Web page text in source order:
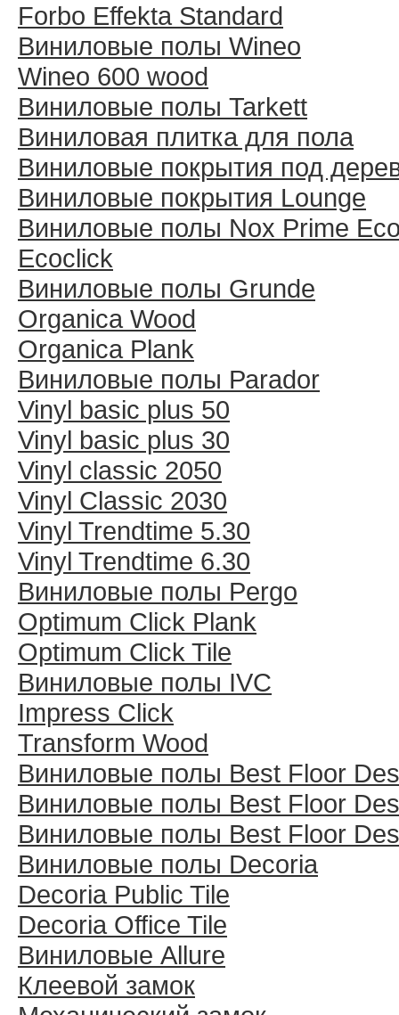
Forbo Effekta Standard
Виниловые полы Wineo
Wineo 600 wood
Виниловые полы Tarkett
Виниловая плитка для пола
Виниловые покрытия под
Виниловые покрытия Lounge
Виниловые полы Nox Prime
Ecoclick
Виниловые полы Grunde
Organica Wood
Organica Plank
Виниловые полы Раrador
Vinyl basic plus 50
Vinyl basic plus 30
Vinyl classic 2050
Vinyl Classic 2030
Vinyl Trendtime 5.30
Vinyl Trendtime 6.30
Виниловые полы Pergo
Optimum Click Plank
Optimum Click Tile
Виниловые полы IVC
Impress Click
Transform Wood
Виниловые полы Best Floor
Виниловые полы Best Floor
Виниловые полы Best Floor
Виниловые полы Decoria
Decoria Public Tile
Decoria Office Tile
Виниловые Allure
Клеевой замок